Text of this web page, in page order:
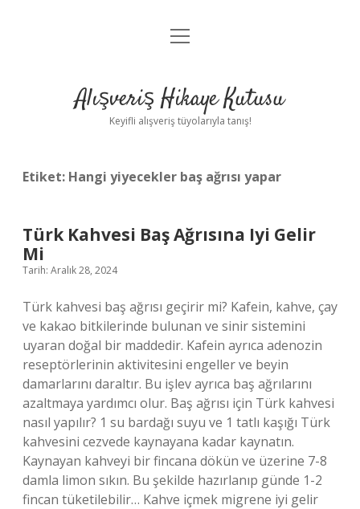
Anasayfa
Yasal Uyarı
menüyü
Alışveriş Hikaye Kutusu
Keyifli alışveriş tüyolarıyla tanış!
Etiket: Hangi yiyecekler baş ağrısı yapar
Türk Kahvesi Baş Ağrısına Iyi Gelir
Mi
Tarih: Aralık 28, 2024
Türk kahvesi baş ağrısı geçirir mi? Kafein, kahve, çay
ve kakao bitkilerinde bulunan ve sinir sistemini
uyaran doğal bir maddedir. Kafein ayrıca adenozin
reseptörlerinin aktivitesini engeller ve beyin
damarlarını daraltır. Bu işlev ayrıca baş ağrılarını
azaltmaya yardımcı olur. Baş ağrısı için Türk kahvesi
nasıl yapılır? 1 su bardağı suyu ve 1 tatlı kaşığı Türk
kahvesini cezvede kaynayana kadar kaynatın.
Kaynayan kahveyi bir fincana dökün ve üzerine 7-8
damla limon sıkın. Bu şekilde hazırlanıp günde 1-2
fincan tüketilebilir… Kahve içmek migrene iyi gelir